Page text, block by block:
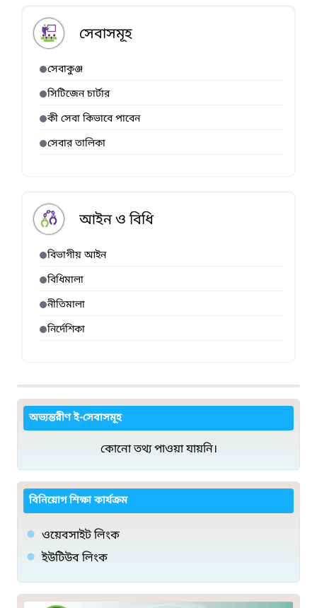
সেবাসমূহ
সেবাকুঞ্জ
সিটিজেন চার্টার
কী সেবা কিভাবে পাবেন
সেবার তালিকা
আইন ও বিধি
বিভাগীয় আইন
বিধিমালা
নীতিমালা
নির্দেশিকা
অভ্যন্তরীণ ই-সেবাসমূহ
কোনো তথ্য পাওয়া যায়নি।
বিনিয়োগ শিক্ষা কার্যক্রম
ওয়েবসাইট লিংক
ইউটিউব লিংক